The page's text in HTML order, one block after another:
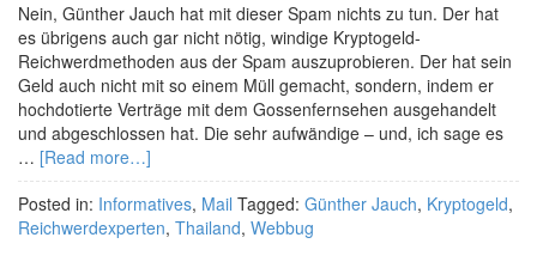
Nein, Günther Jauch hat mit dieser Spam nichts zu tun. Der hat
es übrigens auch gar nicht nötig, windige Kryptogeld-
Reichwerdmethoden aus der Spam auszuprobieren. Der hat sein
Geld auch nicht mit so einem Müll gemacht, sondern, indem er
hochdotierte Verträge mit dem Gossenfernsehen ausgehandelt
und abgeschlossen hat. Die sehr aufwändige – und, ich sage es
… [Read more…]
Posted in: Informatives, Mail Tagged: Günther Jauch, Kryptogeld,
Reichwerdexperten, Thailand, Webbug